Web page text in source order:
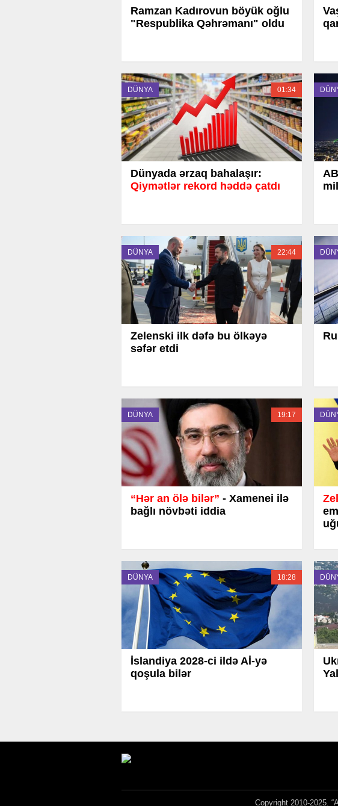
Ramzan Kadırovun böyük oğlu
"Respublika Qəhrəmanı" oldu
DÜNYA 01:34
Dünyada ərzaq bahalaşır:
Qiymətlər rekord həddə çatdı
DÜNYA 22:44
Zelenski ilk dəfə bu ölkəyə
səfər etdi
DÜNYA 19:17
“Hər an ölə bilər” - Xamenei ilə
bağlı növbəti iddia
DÜNYA 18:28
İslandiya 2028-ci ildə Aİ-yə
qoşula bilər
Copyright 2010-2025.